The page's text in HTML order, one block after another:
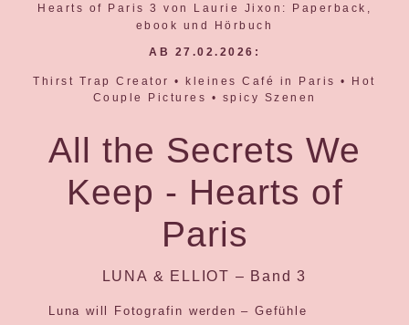
AB 27.02.2026:
Thirst Trap Creator • kleines Café in Paris • Hot
Couple Pictures • spicy Szenen
All the Secrets We
Keep - Hearts of
Paris
LUNA & ELLIOT – Band 3
Luna will Fotografin werden – Gefühle